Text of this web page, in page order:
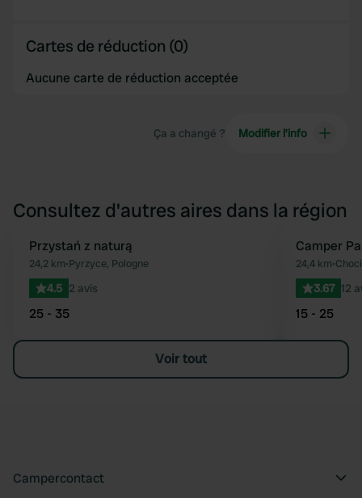
Cartes de réduction (0)
Aucune carte de réduction acceptée
Ça a changé ? Modifier l’info
Consultez d'autres aires dans la région
Préféré
Przystań z naturą
24,2 km•Pyrzyce, Pologne
4.5 2 avis
25 - 35
Camper
24,4 km•
3.67 12
15 - 25
Voir tout
Campercontact